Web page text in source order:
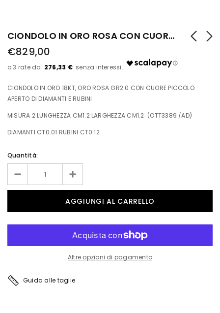
CIONDOLO IN ORO ROSA CON CUORE PICCOLO APERTO DI DIAMANTI E RUBINI
€829,00
276,33 €
CIONDOLO IN ORO 18KT, ORO ROSA GR2.0 CON CUORE PICCOLO
APERTO DI DIAMANTI E RUBINI
MISURA 2 LUNGHEZZA CM1.2 LARGHEZZA CM1.2 (OTT3389 /AD)
DIAMANTI CT0.01 RUBINI CT0.12
Quantità:
Altre opzioni di pagamento
Guida alle taglie